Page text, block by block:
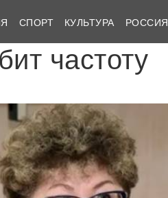
СПОРТ КУЛЬТУРА РОССИЯ
частоту